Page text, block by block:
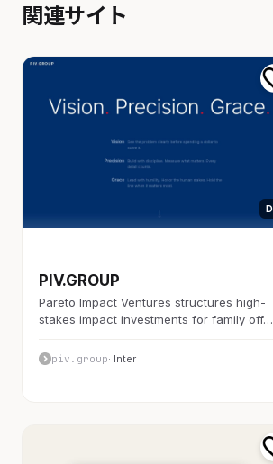
関連サイト
PIV.GROUP
Pareto Impact Ventures structures high-
stakes impact investments for family off…
piv.group· Inter